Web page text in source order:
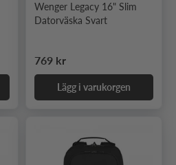
Wenger Legacy 16" Slim
Datorväska Svart
Ordinarie pris
769 kr
Lägg i varukorgen